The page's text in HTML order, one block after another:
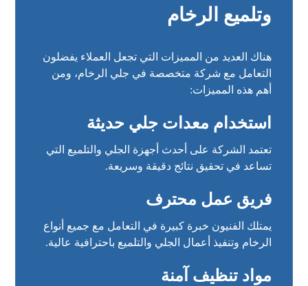
وتلميع الرخام
هناك العديد من المميزات التي تجعل العملاء يفضلون
التعامل مع شركة متخصصة في جلي الرخام، ومن
أهم هذه المميزات:
استخدام معدات جلي حديثة
تعتمد الشركة على أحدث أجهزة الجلي والتلميع التي
تساعد في تحقيق نتائج دقيقة وسريعة.
فريق عمل محترف
يمتلك الفنيون خبرة كبيرة في التعامل مع جميع أنواع
الرخام وتنفيذ أعمال الجلي والتلميع باحترافية عالية.
مواد تنظيف آمنة